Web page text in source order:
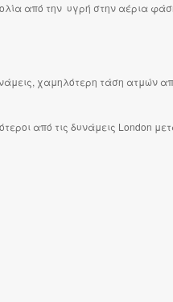
από την υγρή στην αέρια
χαμηλότερη τάση ατμών
από τις δυνάμεις London